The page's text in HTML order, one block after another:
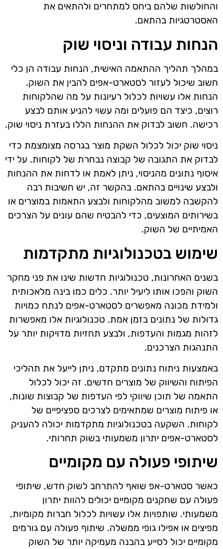
והחולשות שלהם ביחס למתחרים ולהתאים את
האסטרטגיות בהתאם.
הנחות עבודה וניסוי שוק
במהלך תהליך ההתאמה האישית, הנחות עבודה הן כלי
חשוב שיכול לעזור לסטארט-אפים להבין את השוק.
הנחות אלו עשויות לכלול רעיונות על מה שהלקוחות
רוצים, כיצד הם פועלים ומה עשוי להניע אותם לבצע
רכישה. חשוב לבדוק את ההנחות הללו בעזרת ניסוי שוק.
ניסוי שוק יכול לכלול השקת מוצר בגרסה מצומצמת כדי
לבדוק את התגובה של קבוצה נבחרת של לקוחות. על ידי
איסוף נתונים מהניסוי, ניתן לאמת או לדחות את ההנחות
ולבצע שינויים בהתאם. בהקשר זה, יש חשיבות רבה
להקשבה למשוב מהלקוחות ולבצע התאמות במוצרים או
בשירותים המוצעים, כדי להבטיח שהם עונים על הצרכים
האמיתיים של השוק.
שימוש בטכנולוגיות מתקדמות
בשנים האחרונות, טכנולוגיות חדשות שינו את פני מחקר
השוק והפכו אותו ליעיל יותר. כלים כמו בינה מלאכותית
ולמידת מכונה מאפשרים לסטארט-אפים לנתח כמויות
גדולות של נתונים בזמן אמת. טכנולוגיות אלו מאפשרות
לזהות מגמות והעדפות, ולבצע תחזיות מדויקות יותר על
התנהגות הצרכנים.
באמצעות ניתוח נתונים מתקדם, ניתן לייעל את תהליכי
הפיתוח והשיווק של מוצרים חדשים. זה יכול לכלול
התאמה של תוכן שיווקי לפי העדפות של קבוצות שונות,
או פיתוח מוצרים שמתאימים לצרכים ספציפיים של
לקוחות. השקעה בטכנולוגיות מתקדמות יכולה להעניק
לסטארט-אפים יתרון משמעותי בשוק תחרותי.
שיתופי פעולה עם מקומיים
כאשר סטארט-אפ שואף להתרחב לשוק חדש, שיתופי
פעולה עם שחקנים מקומיים יכולים להוות יתרון
משמעותי. שותפויות אלו עשויות לכלול חברות מקומיות,
מפיצים או אפילו גופי ממשלה. שיתוף פעולה עם גורמים
מקומיים יכול לסייע בהבנה מעמיקה יותר של השוק